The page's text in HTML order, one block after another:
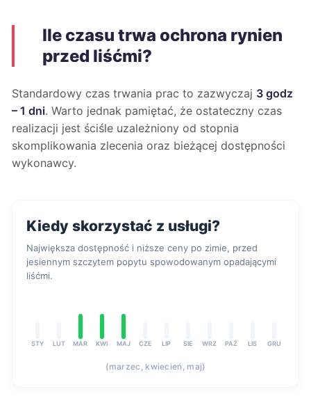
Ile czasu trwa ochrona rynien
przed liśćmi?
Standardowy czas trwania prac to zazwyczaj 3 godz
– 1 dni. Warto jednak pamiętać, że ostateczny czas
realizacji jest ściśle uzależniony od stopnia
skomplikowania zlecenia oraz bieżącej dostępności
wykonawcy.
Kiedy skorzystać z usługi?
Największa dostępność i niższe ceny po zimie, przed
jesiennym szczytem popytu spowodowanym opadającymi
liśćmi.
STY LUT MAR KWI MAJ CZE LIP SIE WRZ PAŹ LIS GRU
(marzec, kwiecień, maj)